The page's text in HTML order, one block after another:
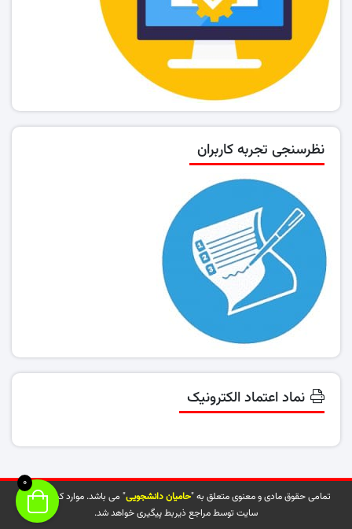
نظرسنجی تجربه کاربران
نماد اعتماد الکترونیک
تمامی حقوق مادی و معنوی متعلق به "حامیان دانشجویی" می باشد. موارد کپی شده از
سایت توسط مراجع ذیربط پیگیری خواهد شد.
0